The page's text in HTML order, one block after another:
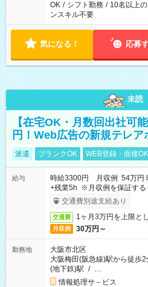
OK / シフト勤務 / 10名以上
ンスキル不要
気になる！ 応募
未読
【在宅OK・月数回出社可
円！Web広告の新規テレア
派遣 ブランクOK WEB登録・面接OK
給与
時給3300円 月収例 54万円
+残業5h ※月収例を保証する
交通費別途支給あり
交通費 1ヶ月3万円を上限と
月収例 30万円～
勤務地
大阪市北区
大阪梅田(阪急線)駅から徒歩2
(地下鉄)駅 / …
情報処理サ－ビス